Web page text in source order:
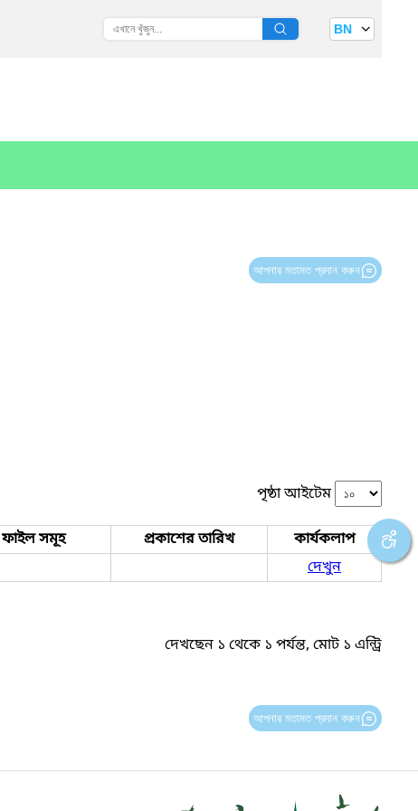
BN
আপনার মতামত প্রদান করুন
পৃষ্ঠা আইটেম
ফাইল সমূহ প্রকাশের তারিখ
কার্যকলাপ
দেখুন
দেখছেন ১ থেকে ১ পর্যন্ত, মোট ১ এন্ট্রি
আপনার মতামত প্রদান করুন